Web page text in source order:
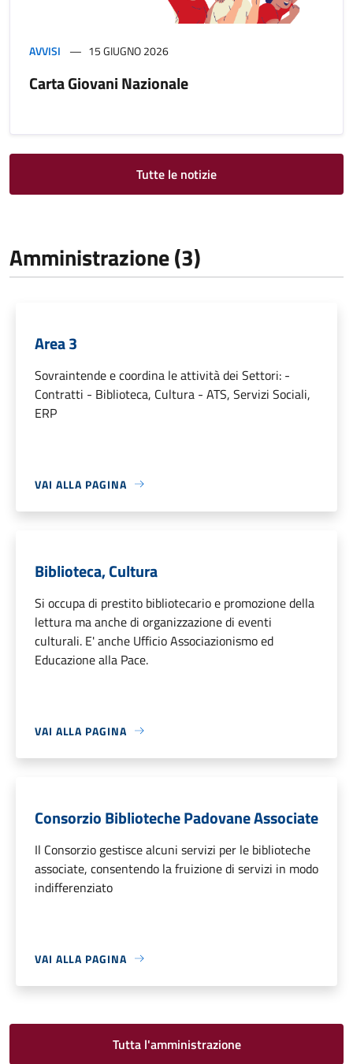
AVVISI 15 GIUGNO 2026
Carta Giovani Nazionale
Tutte le notizie
Amministrazione (3)
Area 3
Sovraintende e coordina le attività dei Settori: -
Contratti - Biblioteca, Cultura - ATS, Servizi Sociali,
ERP
VAI ALLA PAGINA
Biblioteca, Cultura
Si occupa di prestito bibliotecario e promozione della
lettura ma anche di organizzazione di eventi
culturali. E' anche Ufficio Associazionismo ed
Educazione alla Pace.
VAI ALLA PAGINA
Consorzio Biblioteche Padovane Associate
Il Consorzio gestisce alcuni servizi per le biblioteche
associate, consentendo la fruizione di servizi in modo
indifferenziato
VAI ALLA PAGINA
Tutta l'amministrazione